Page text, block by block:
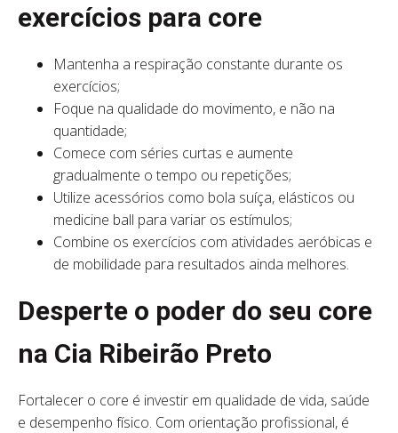
exercícios para core
Mantenha a respiração constante durante os
exercícios;
Foque na qualidade do movimento, e não na
quantidade;
Comece com séries curtas e aumente
gradualmente o tempo ou repetições;
Utilize acessórios como bola suíça, elásticos ou
medicine ball para variar os estímulos;
Combine os exercícios com atividades aeróbicas e
de mobilidade para resultados ainda melhores.
Desperte o poder do seu core
na Cia Ribeirão Preto
Fortalecer o core é investir em qualidade de vida, saúde
e desempenho físico. Com orientação profissional, é